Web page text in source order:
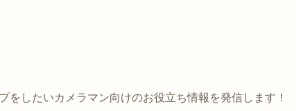
したいカメラマン向けのお役立ち情報を発信します！